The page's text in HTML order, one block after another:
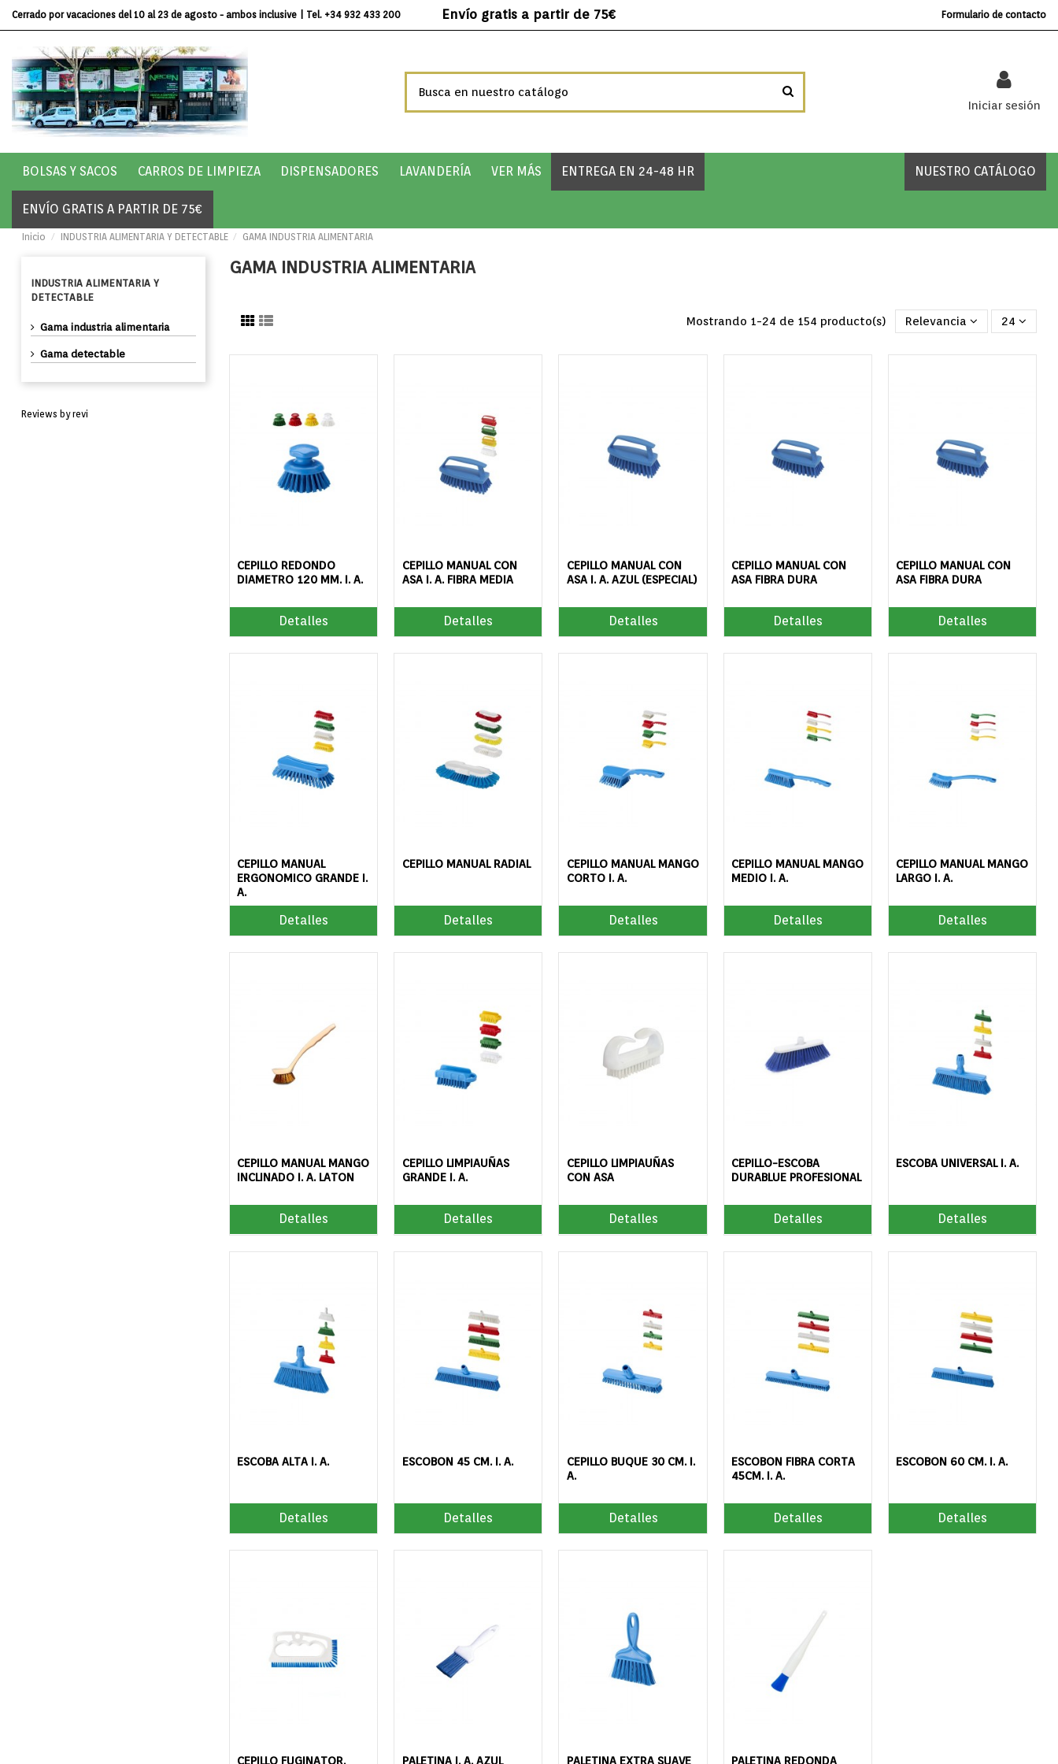
Cerrado por vacaciones del 10 al 23 de agosto - ambos inclusive | Tel. +34 932 433 200 Envío gratis a partir de 75€ Formulario de contacto
Iniciar sesión
BOLSAS Y SACOS CARROS DE LIMPIEZA DISPENSADORES LAVANDERÍA VER MÁS NUESTRO CATÁLOGO
ENTREGA EN 24-48 HR
ENVÍO GRATIS A PARTIR DE 75€
Inicio INDUSTRIA ALIMENTARIA Y DETECTABLE GAMA INDUSTRIA ALIMENTARIA
GAMA INDUSTRIA ALIMENTARIA
Mostrando 1-24 de 154 producto(s) Relevancia 24
CEPILLO REDONDO
DIAMETRO 120 MM. I. A.
Detalles
CEPILLO MANUAL CON
ASA I. A. FIBRA MEDIA
Detalles
CEPILLO MANUAL CON
ASA I. A. AZUL (ESPECIAL)
Detalles
CEPILLO MANUAL CON
ASA FIBRA DURA
Detalles
CEPILLO MANUAL CON
ASA FIBRA DURA
Detalles
CEPILLO MANUAL
ERGONOMICO GRANDE I.
A.
Detalles
CEPILLO MANUAL RADIAL
Detalles
CEPILLO MANUAL MANGO
CORTO I. A.
Detalles
CEPILLO MANUAL MANGO
MEDIO I. A.
Detalles
CEPILLO MANUAL MANGO
LARGO I. A.
Detalles
CEPILLO MANUAL MANGO
INCLINADO I. A. LATON
Detalles
CEPILLO LIMPIAUÑAS
GRANDE I. A.
Detalles
CEPILLO LIMPIAUÑAS
CON ASA
Detalles
CEPILLO-ESCOBA
DURABLUE PROFESIONAL
Detalles
ESCOBA UNIVERSAL I. A.
Detalles
ESCOBA ALTA I. A.
Detalles
ESCOBON 45 CM. I. A.
Detalles
CEPILLO BUQUE 30 CM. I.
A.
Detalles
ESCOBON FIBRA CORTA
45CM. I. A.
Detalles
ESCOBON 60 CM. I. A.
Detalles
CEPILLO FUGINATOR. PALETINA I. A. AZUL PALETINA EXTRA SUAVE PALETINA REDONDA
INDUSTRIA ALIMENTARIA Y
DETECTABLE
gama industria alimentaria
gama detectable
Reviews byrevi